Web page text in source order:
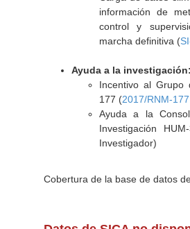
información de
control y
marcha definitiva (
Ayuda a la investigación:
Incentivo al Grupo
177 (2017/RNM-177
Ayuda a la
Investigación
Investigador)
Cobertura de la base de datos